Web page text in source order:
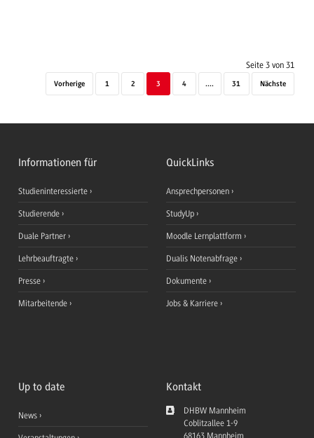
Seite 3 von 31
Vorherige 1 2 3 4 .... 31 Nächste
Informationen für
Studieninteressierte
Studierende
Duale Partner
Lehrbeauftragte
Presse
Mitarbeitende
QuickLinks
Ansprechpersonen
StudyUp
Moodle Lernplattform
Dualis Notenabfrage
Dokumente
Jobs & Karriere
Up to date
News
Kontakt
DHBW Mannheim
Coblitzallee 1-9
68163 Mannheim